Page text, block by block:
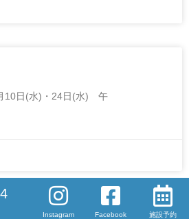
10日(水)・24日(水) 午
Instagram Facebook 施設予約